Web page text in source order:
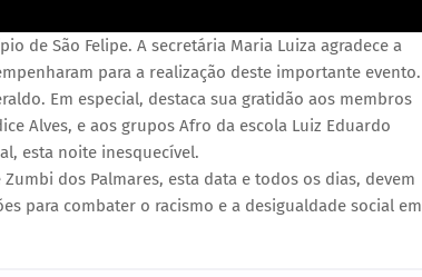
de São Felipe. A secretária Maria Luiza agradece a
para a realização deste importante evento.
Em especial, destaca sua gratidão aos membros
Alves, e aos grupos Afro da escola Luiz Eduardo
esta noite inesquecível.
dos Palmares, esta data e todos os dias, devem
para combater o racismo e a desigualdade social em